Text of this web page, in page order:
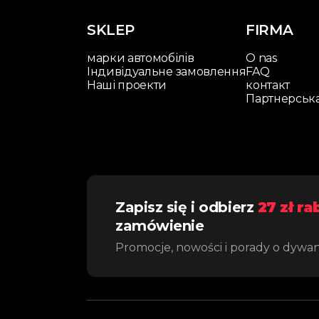
SKLEP
марки автомобілів
Індивідуальне замовлення
Наші проекти
FIRMA
O nas
FAQ
контакт
Zapisz się i odbierz 27 zł
zamówienie
Promocje, nowości i porady o